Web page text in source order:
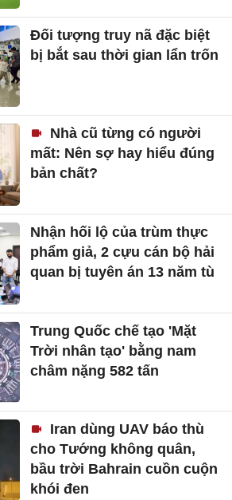
Đối tượng truy nã đặc biệt
bị bắt sau thời gian lẩn trốn
Nhà cũ từng có người
mất: Nên sợ hay hiểu đúng
bản chất?
Nhận hối lộ của trùm thực
phẩm giả, 2 cựu cán bộ hải
quan bị tuyên án 13 năm tù
Trung Quốc chế tạo 'Mặt
Trời nhân tạo' bằng nam
châm nặng 582 tấn
Iran dùng UAV báo thù
cho Tướng không quân,
bầu trời Bahrain cuồn cuộn
khói đen